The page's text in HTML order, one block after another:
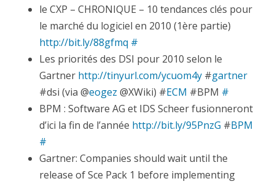
le CXP – CHRONIQUE – 10 tendances clés pour
le marché du logiciel en 2010 (1ère partie)
http://bit.ly/88gfmq #
Les priorités des DSI pour 2010 selon le
Gartner http://tinyurl.com/ycuom4y #gartner
#dsi (via @eogez @XWiki) #ECM #BPM #
BPM : Software AG et IDS Scheer fusionneront
d’ici la fin de l’année http://bit.ly/95PnzG #BPM
#
Gartner: Companies should wait until the
release of Sce Pack 1 before implementing